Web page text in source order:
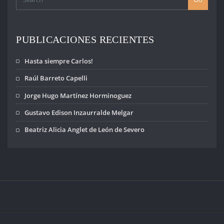
desaparecidos y
Estado, así como
Derechos
Humanos. Este
año tan
particular,
azotado por…
PUBLICACIONES RECIENTES
Hasta siempre Carlos!
Raúl Barreto Capelli
Jorge Hugo Martínez Horminoguez
Gustavo Edison Inzaurralde Melgar
Beatriz Alicia Anglet de León de Severo